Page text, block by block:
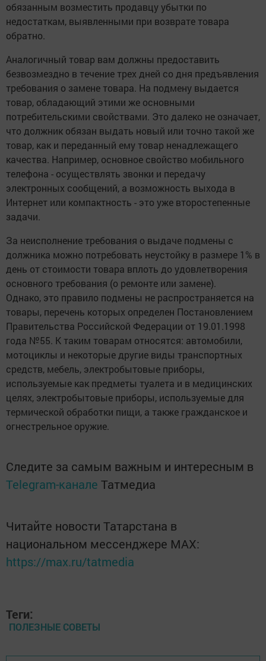
обязанным возместить продавцу убытки по
недостаткам, выявленными при возврате товара
обратно.
Аналогичный товар вам должны предоставить
безвозмездно в течение трех дней со дня предъявления
требования о замене товара. На подмену выдается
товар, обладающий этими же основными
потребительскими свойствами. Это далеко не означает,
что должник обязан выдать новый или точно такой же
товар, как и переданный ему товар ненадлежащего
качества. Например, основное свойство мобильного
телефона - осуществлять звонки и передачу
электронных сообщений, а возможность выхода в
Интернет или компактность - это уже второстепенные
задачи.
За неисполнение требования о выдаче подмены с
должника можно потребовать неустойку в размере 1% в
день от стоимости товара вплоть до удовлетворения
основного требования (о ремонте или замене).
Однако, это правило подмены не распространяется на
товары, перечень которых определен Постановлением
Правительства Российской Федерации от 19.01.1998
года №55. К таким товарам относятся: автомобили,
мотоциклы и некоторые другие виды транспортных
средств, мебель, электробытовые приборы,
используемые как предметы туалета и в медицинских
целях, электробытовые приборы, используемые для
термической обработки пищи, а также гражданское и
огнестрельное оружие.
Следите за самым важным и интересным в
Telegram-канале Татмедиа
Читайте новости Татарстана в
национальном мессенджере MАХ:
https://max.ru/tatmedia
Теги:
ПОЛЕЗНЫЕ СОВЕТЫ